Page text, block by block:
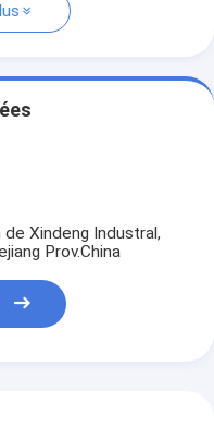
Xindeng Industral,
Prov.China